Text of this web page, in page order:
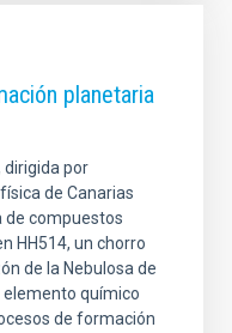
planetaria
dirigida por
de Canarias
de compuestos
HH514, un chorro
de la Nebulosa de
elemento químico
de formación